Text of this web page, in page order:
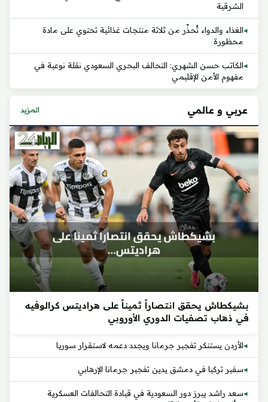
الشرقية
الغذاء والدواء تُحذِّر من ثلاثة منتجات غذائية تحتوي على مادة
محظورة
الكاتب حسن الشهري: التحالف البحري السعودي نقلة نوعية في
مفهوم الأمن الإقليمي
عربي و عالمي المزيد
بشيكطاش يحقق انتصاراً ثميناً على هراديتس كرالوفيه
في ذهاب تصفيات الدوري الأوروبي
الأردن يستنكر تفجير جرمانا ويجدد دعمه لاستقرار سوريا
سفير تركيا في دمشق يدين تفجير جرمانا الإرهابي
سعد راشد يبرز دور السعودية في قيادة التحالفات العسكرية